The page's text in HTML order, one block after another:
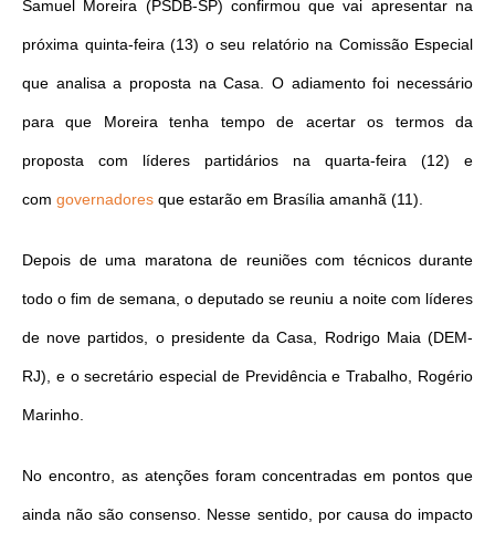
Samuel Moreira (PSDB-SP) confirmou que vai apresentar na
próxima quinta-feira (13) o seu relatório na Comissão Especial
que analisa a proposta na Casa. O adiamento foi necessário
para que Moreira tenha tempo de acertar os termos da
proposta com líderes partidários na quarta-feira (12) e
com governadores que estarão em Brasília amanhã (11).
Depois de uma maratona de reuniões com técnicos durante
todo o fim de semana, o deputado se reuniu a noite com líderes
de nove partidos, o presidente da Casa, Rodrigo Maia (DEM-
RJ), e o secretário especial de Previdência e Trabalho, Rogério
Marinho.
No encontro, as atenções foram concentradas em pontos que
ainda não são consenso. Nesse sentido, por causa do impacto